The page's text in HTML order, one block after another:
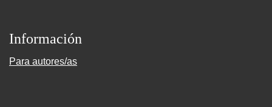
Información
Para autores/as